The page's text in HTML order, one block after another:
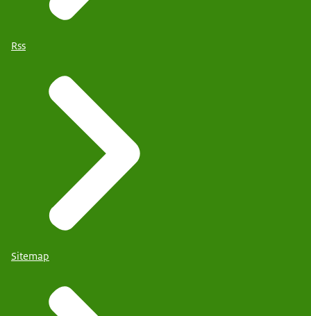
Rss
Sitemap